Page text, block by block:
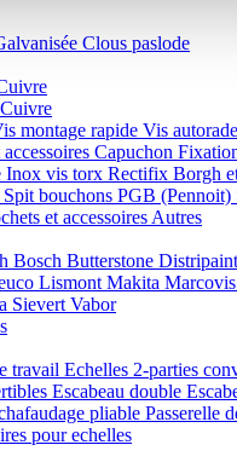
Clous paslode
Cuivre
montage rapide Vis
Capuchon
Inox vis torx Rectifix Borgh
Spit bouchons PGB (Pennoit)
et accessoires Autres
Bosch Butterstone
Lismont Makita Marcovis
Sievert Vabor
travail Echelles 2-parties
Escabeau double
pliable Passerelle
pour echelles